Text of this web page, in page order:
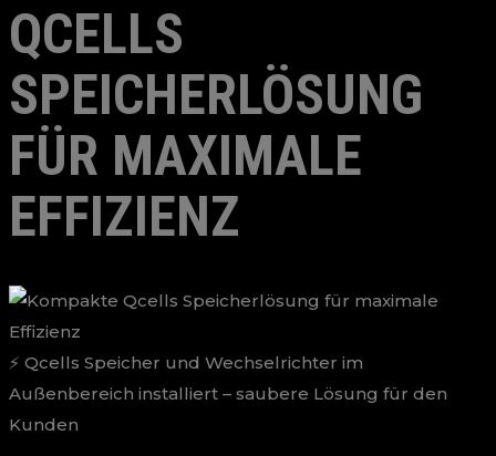
QCELLS
SPEICHERLÖSUNG
FÜR MAXIMALE
EFFIZIENZ
⚡ Qcells Speicher und Wechselrichter im
Außenbereich installiert – saubere Lösung für den
Kunden